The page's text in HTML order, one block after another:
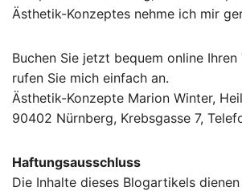
Ästhetik-Konzeptes nehme ich mir
Buchen Sie jetzt bequem online Ihren
rufen Sie mich einfach an.
Ästhetik-Konzepte Marion Winter,
90402 Nürnberg, Krebsgasse 7,
Haftungsausschluss
Die Inhalte dieses Blogartikels